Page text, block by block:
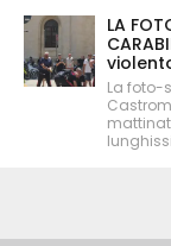
LA
La foto-